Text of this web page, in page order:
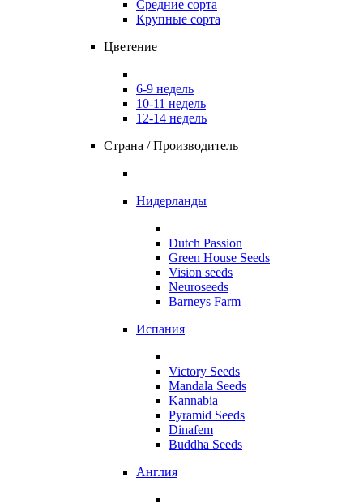
Средние сорта
Крупные сорта
Цветение
6-9 недель
10-11 недель
12-14 недель
Страна / Производитель
Нидерланды
Dutch Passion
Green House Seeds
Vision seeds
Neuroseeds
Barneys Farm
Испания
Victory Seeds
Mandala Seeds
Kannabia
Pyramid Seeds
Dinafem
Buddha Seeds
Англия